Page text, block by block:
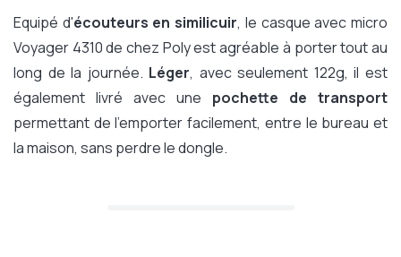
Equipé d'écouteurs en similicuir, le casque avec micro
Voyager 4310 de chez Poly est agréable à porter tout au
long de la journée. Léger, avec seulement 122g, il est
également livré avec une pochette de transport
permettant de l'emporter facilement, entre le bureau et
la maison, sans perdre le dongle.